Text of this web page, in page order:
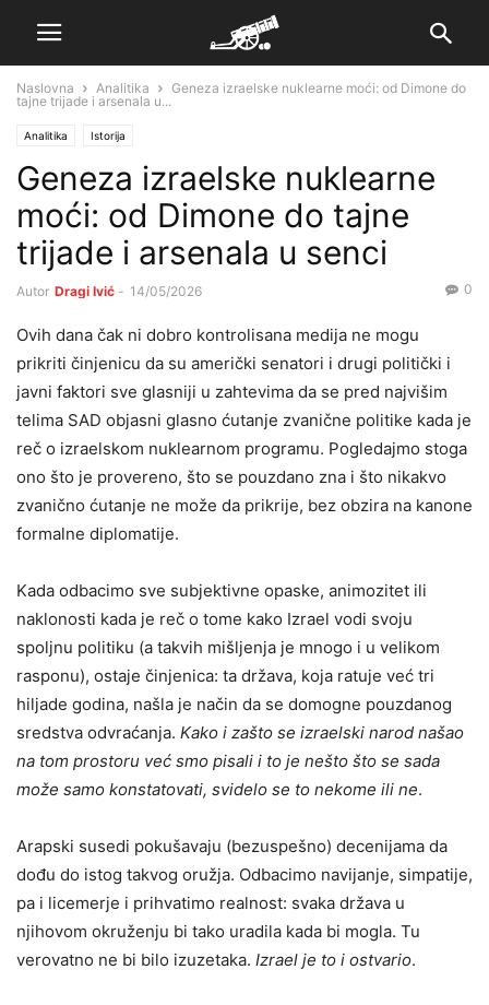
Naslovna Analitika
Geneza izraelske nuklearne moći: od Dimone do
tajne trijade i arsenala u...
Analitika Istorija
Geneza izraelske nuklearne
moći: od Dimone do tajne
trijade i arsenala u senci
Autor Dragi Ivić - 14/05/2026 0
Ovih dana čak ni dobro kontrolisana medija ne mogu
prikriti činjenicu da su američki senatori i drugi politički i
javni faktori sve glasniji u zahtevima da se pred najvišim
telima SAD objasni glasno ćutanje zvanične politike kada je
reč o izraelskom nuklearnom programu. Pogledajmo stoga
ono što je provereno, što se pouzdano zna i što nikakvo
zvanično ćutanje ne može da prikrije, bez obzira na kanone
formalne diplomatije.
Kada odbacimo sve subjektivne opaske, animozitet ili
naklonosti kada je reč o tome kako Izrael vodi svoju
spoljnu politiku (a takvih mišljenja je mnogo i u velikom
rasponu), ostaje činjenica: ta država, koja ratuje već tri
hiljade godina, našla je način da se domogne pouzdanog
sredstva odvraćanja. Kako i zašto se izraelski narod našao
na tom prostoru već smo pisali i to je nešto što se sada
može samo konstatovati, svidelo se to nekome ili ne.
Arapski susedi pokušavaju (bezuspešno) decenijama da
dođu do istog takvog oružja. Odbacimo navijanje, simpatije,
pa i licemerje i prihvatimo realnost: svaka država u
njihovom okruženju bi tako uradila kada bi mogla. Tu
verovatno ne bi bilo izuzetaka. Izrael je to i ostvario.